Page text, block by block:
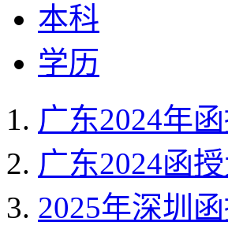
本科
学历
广东2024年
广东2024函
2025年深圳